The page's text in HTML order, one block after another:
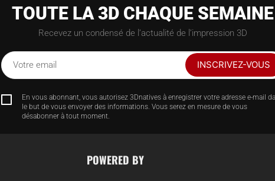
TOUTE LA 3D CHAQUE SEMAINE
Recevez un condensé de l’actualité de l’impression 3D
Votre email
En vous abonnant, vous autorisez 3Dnatives à enregistrer votre adresse e-mail
le but de vous envoyer des informations. Vous serez en mesure de vous
désabonner à tout moment.
INSCRIVEZ-VOUS
POWERED BY